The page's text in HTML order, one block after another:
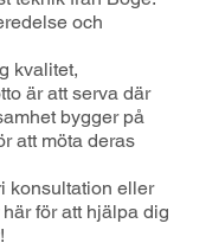
och
kvalitet,
är att serva där
bygger på
att möta deras
konsultation eller
för att hjälpa dig